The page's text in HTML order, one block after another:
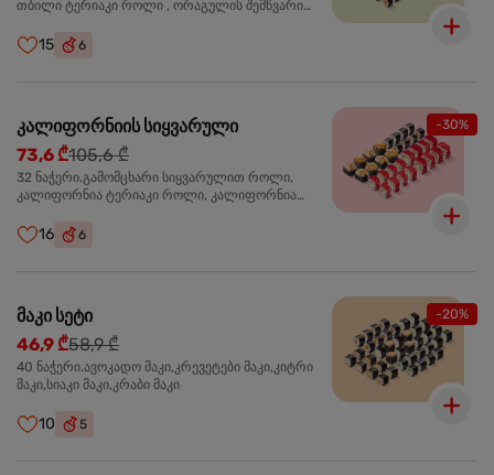
თბილი ტერიაკი როლი , ორაგულის შემწვარი
15 6
-30%
კალიფორნიის სიყვარული
73,6 ₾105,6 ₾
32 ნაჭერი.გამომცხარი სიყვარულით როლი,
კალიფორნია ტერიაკი როლი, კალიფორნია
16 6
-20%
მაკი სეტი
46,9 ₾58,9 ₾
40 ნაჭერი.ავოკადო მაკი,კრევეტები მაკი,კიტრი
მაკი,სიაკი მაკი,კრაბი მაკი
10 5